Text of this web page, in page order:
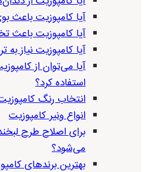
آیا کامپوزیت باعث
آیا کامپوزیت باعث
آیا کامپوزیت نیاز به
آیا می‌توان از
استفاده کرد؟
انتخاب رنگ
انواع ونیر کامپوزیت
برای اصلاح طرح
می‌شود؟
بهترین برندهای